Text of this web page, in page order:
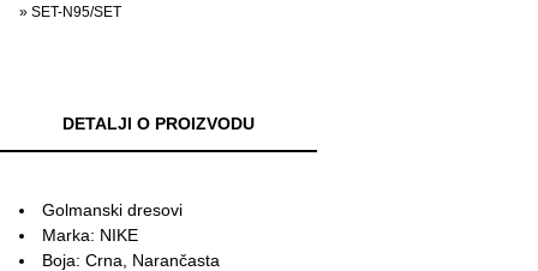
» SET-N95/SET
DETALJI O PROIZVODU
Golmanski dresovi
Marka: NIKE
Boja: Crna, Narančasta